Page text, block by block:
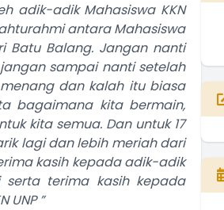
adik-adik Mahasiswa KKN
antara Mahasiswa
Batu Balang. Jangan nanti
sampai nanti setelah
dan kalah itu biasa
bagaimana kita bermain,
kita semua. Dan untuk 17
lagi dan lebih meriah dari
kasih kepada adik-adik
serta terima kasih kepada
”